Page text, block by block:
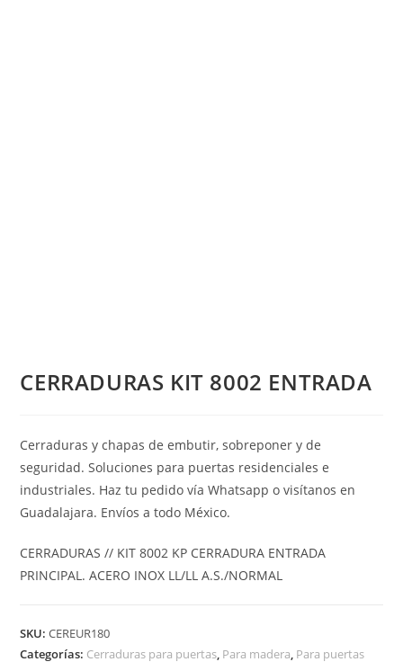
CERRADURAS KIT 8002 ENTRADA
Cerraduras y chapas de embutir, sobreponer y de
seguridad. Soluciones para puertas residenciales e
industriales. Haz tu pedido vía Whatsapp o visítanos en
Guadalajara. Envíos a todo México.
CERRADURAS // KIT 8002 KP CERRADURA ENTRADA
PRINCIPAL. ACERO INOX LL/LL A.S./NORMAL
SKU:CEREUR180
Categorías: Cerraduras para puertas, Para madera, Para puertas